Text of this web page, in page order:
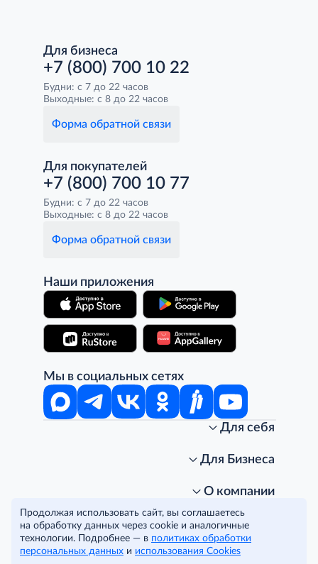
Для бизнеса
+7 (800) 700 10 22
Будни: с 7 до 22 часов
Выходные: с 8 до 22 часов
Форма обратной связи
Для покупателей
+7 (800) 700 10 77
Будни: с 7 до 22 часов
Выходные: с 8 до 22 часов
Форма обратной связи
Наши приложения
Мы в социальных сетях
Для себя
Стань клиентом METRO
Подарочные карты. Активация и баланс
Скидка за подписку
Часто задаваемые вопросы
Для Бизнеса
Получить карту для бизнеса
Для магазинов
Для гостинично-ресторанного бизнеса
Для офисов и предприятий
О компании
Карьера
Пресс-центр
Программа METRO Potentials
Условия и соглашения
Политика конфиденциальности
Правовая информация
© METRO Cash and Carry Russia, 2026
Продолжая использовать сайт, вы соглашаетесь
на обработку данных через cookie и аналогичные
технологии. Подробнее — в политиках обработки
персональных данных и использования Cookies